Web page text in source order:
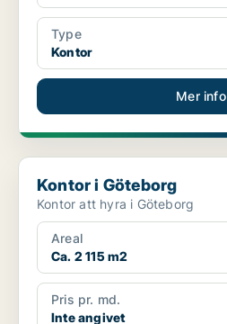
Type
Kontor
Mer info
Kontor i Göteborg
Kontor i Göteborg
Kontor att hyra i Göteborg
Areal
Ca. 2 115 m2
Pris pr. md.
Inte angivet